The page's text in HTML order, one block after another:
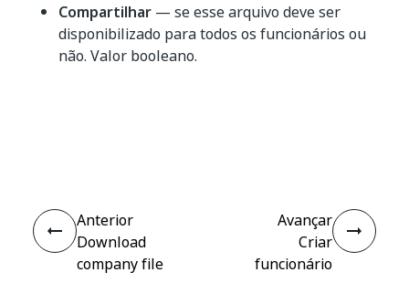
Compartilhar — se esse arquivo deve ser
disponibilizado para todos os funcionários ou
não. Valor booleano.
Anterior
Download
company file
Avançar
Criar
funcionário